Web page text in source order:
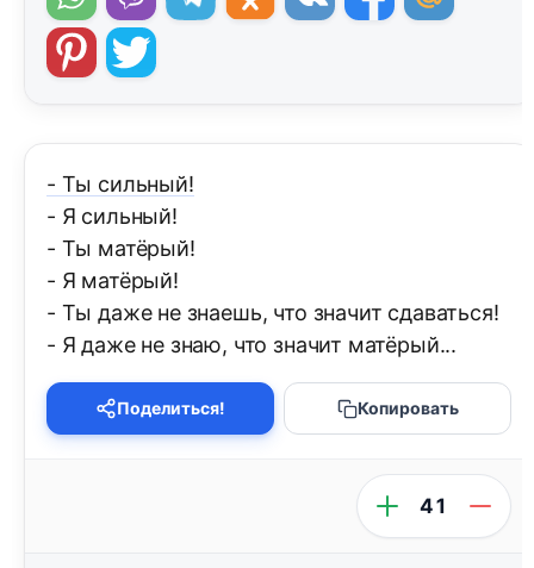
- Ты сильный!
- Я сильный!
- Ты матёрый!
- Я матёрый!
- Ты даже не знаешь, что значит сдаваться!
- Я даже не знаю, что значит матёрый...
Поделиться! Копировать
41